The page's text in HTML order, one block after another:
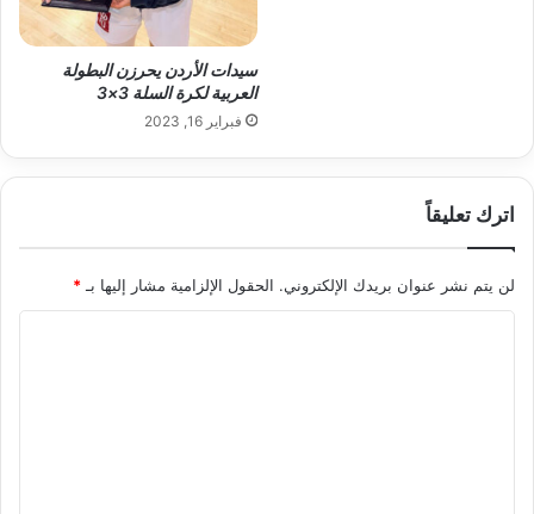
سيدات الأردن يحرزن البطولة
العربية لكرة السلة 3×3
فبراير 16, 2023
اترك تعليقاً
لن يتم نشر عنوان بريدك الإلكتروني. الحقول الإلزامية مشار إليها بـ *